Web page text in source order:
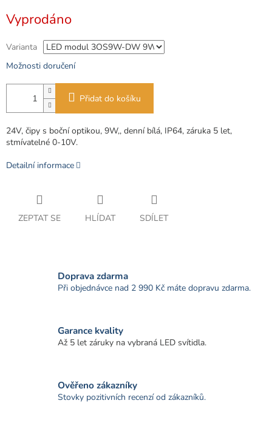
cena:
Vyprodáno
Varianta
Možnosti doručení
Přidat do košíku
24V, čipy s boční optikou, 9W,, denní bílá, IP64, záruka 5 let,
stmívatelné 0-10V.
Detailní informace
ZEPTAT SE HLÍDAT SDÍLET
Doprava zdarma
Při objednávce nad 2 990 Kč máte dopravu zdarma.
Garance kvality
Až 5 let záruky na vybraná LED svítidla.
Ověřeno zákazníky
Stovky pozitivních recenzí od zákazníků.